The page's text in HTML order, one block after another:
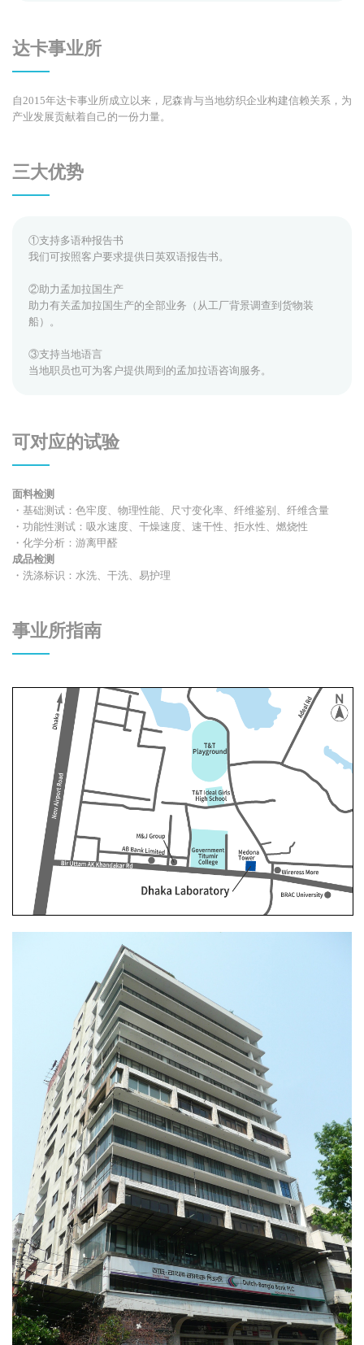
达卡事业所
自2015年达卡事业所成立以来，尼森肯与当地纺织企业构建信赖关系，为
产业发展贡献着自己的一份力量。
三大优势
①支持多语种报告书
我们可按照客户要求提供日英双语报告书。
②助力孟加拉国生产
助力有关孟加拉国生产的全部业务（从工厂背景调查到货物装
船）。
③支持当地语言
当地职员也可为客户提供周到的孟加拉语咨询服务。
可对应的试验
面料检测
・基础测试：色牢度、物理性能、尺寸变化率、纤维鉴别、纤维含量
・功能性测试：吸水速度、干燥速度、速干性、拒水性、燃烧性
・化学分析：游离甲醛
成品检测
・洗涤标识：水洗、干洗、易护理
事业所指南